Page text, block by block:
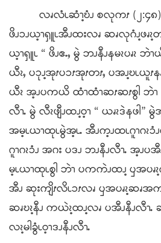
လၧလံၬဆံၫ့ဎံၪ စလုကၭ (၂:၄၈) ဖ
ဖိၪၥၪယ့ၫၡူၬအီၪထးလၧ ဆၧလုဂံၪ့ဖၧၩ့တ
ယ့ၫၡူၬ “ ဖိၪဧႉႇ မွဲ ဘၪနီၪနမၩပၧၩ ဘဲ
ယီၩႇ ပၥုၪ့အုၭပၥၭအုၭတၭႇ ပအၪ့ဎၬယူၭ
ယီၩ အ့ၪပကယိ ထံၫထံၫဆၭဆၭစွါ ဘဲၫ “
လီၫႉ မွဲ လီၩဖျီၪထၪ့ဝ့ၫ “ ယၧၩဒဲနဖါ
အမ့ၬယၫထုၬမွဲအ့ၬႉ အီၪက့ၪထၬဂူၫဂၩၥံ
ဂူၫဂၩၥံၪ အဂး ပဒၪ ဘၪနီၪလီၫႉ အ့ၪ
မ့ၬယၫထုၬစွါ ဘဲၫ ပကကဲၪထၪ့ ၦအပၧ
အီၪ ဆုးကျိၭလိၬၥၭလၧ ၦအပၧၩ့ဆၧ
ဆၧဎၩ့နီၪ ကယဲၩ့ထၪ့လၧ ပအီၪနီၪလီၫႉ
လၩ့မါခွံၬဝ့ၫဒၪနီၪလီၫႉ